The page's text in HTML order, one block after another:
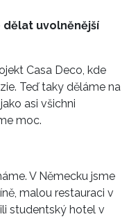
uvolněnější
Casa Deco, kde
Teď taky děláme na
asi všichni
moc.
V Německu jsme
malou restauraci v
studentský hotel v